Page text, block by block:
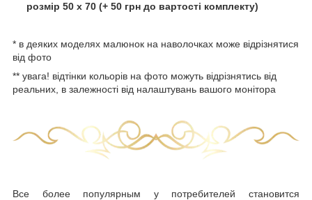
розмір 50 х 70 (+ 50 грн до вартості комплекту)
* в деяких моделях малюнок на наволочках може відрізнятися
від фото
** увага! відтінки кольорів на фото можуть відрізнятись від
реальних, в залежності від налаштувань вашого монітора
Все более популярным у потребителей становится